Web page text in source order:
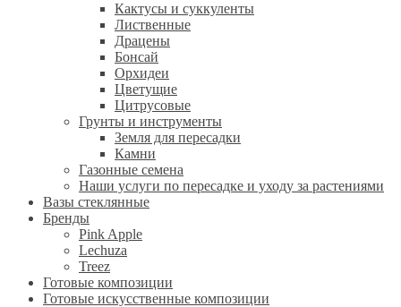
Кактусы и суккуленты
Лиственные
Драцены
Бонсай
Орхидеи
Цветущие
Цитрусовые
Грунты и инструменты
Земля для пересадки
Камни
Газонные семена
Наши услуги по пересадке и уходу за растениями
Вазы стеклянные
Бренды
Pink Apple
Lechuza
Treez
Готовые композиции
Готовые искусственные композиции